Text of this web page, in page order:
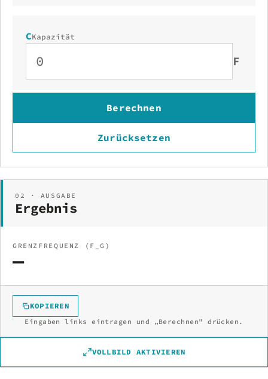
CKapazität
F
Berechnen
Zurücksetzen
02 · AUSGABE
Ergebnis
GRENZFREQUENZ (F_G)
—
KOPIEREN
Eingaben links eintragen und „Berechnen" drücken.
VOLLBILD AKTIVIEREN